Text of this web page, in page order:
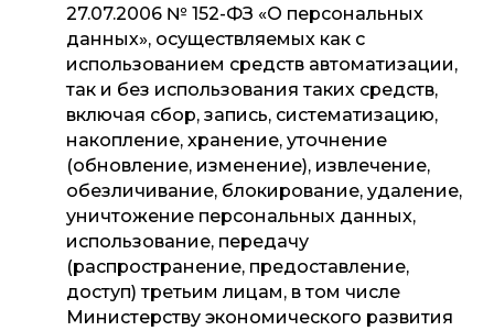
27.07.2006 № 152-ФЗ «О персональных
данных», осуществляемых как с
использованием средств автоматизации,
так и без использования таких средств,
включая сбор, запись, систематизацию,
накопление, хранение, уточнение
(обновление, изменение), извлечение,
обезличивание, блокирование, удаление,
уничтожение персональных данных,
использование, передачу
(распространение, предоставление,
доступ) третьим лицам, в том числе
Министерству экономического развития